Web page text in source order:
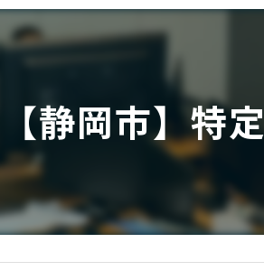
代表あいさつ
【静岡市】特